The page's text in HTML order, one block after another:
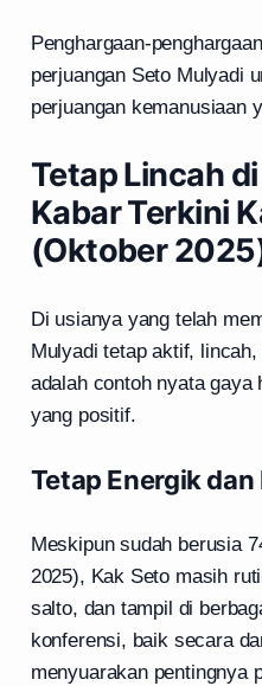
Penghargaan-
perjuangan Seto Mulyadi
perjuangan kemanusiaan
Tetap Lincah
Kabar Terkini
(Oktober
Di usianya yang telah
Mulyadi tetap aktif,
adalah contoh nyata gaya
yang positif.
Tetap Energik
Meskipun sudah berusia
2025), Kak Seto masih
salto, dan tampil di
konferensi, baik secara
menyuarakan pentingnya